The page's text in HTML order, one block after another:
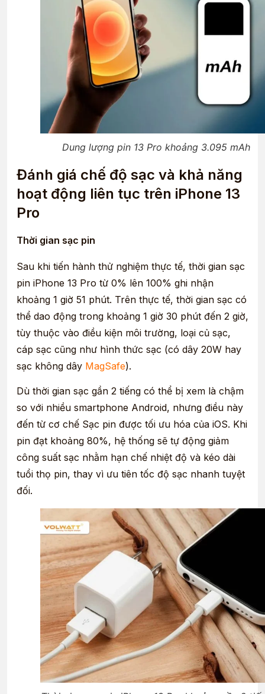
Dung lượng pin 13 Pro khoảng 3.095 mAh
Đánh giá chế độ sạc và khả năng
hoạt động liên tục trên iPhone 13
Pro
Thời gian sạc pin
Sau khi tiến hành thử nghiệm thực tế, thời gian sạc
pin iPhone 13 Pro từ 0% lên 100% ghi nhận
khoảng 1 giờ 51 phút. Trên thực tế, thời gian sạc có
thể dao động trong khoảng 1 giờ 30 phút đến 2 giờ,
tùy thuộc vào điều kiện môi trường, loại củ sạc,
cáp sạc cũng như hình thức sạc (có dây 20W hay
sạc không dây MagSafe).
Dù thời gian sạc gần 2 tiếng có thể bị xem là chậm
so với nhiều smartphone Android, nhưng điều này
đến từ cơ chế Sạc pin được tối ưu hóa của iOS. Khi
pin đạt khoảng 80%, hệ thống sẽ tự động giảm
công suất sạc nhằm hạn chế nhiệt độ và kéo dài
tuổi thọ pin, thay vì ưu tiên tốc độ sạc nhanh tuyệt
đối.